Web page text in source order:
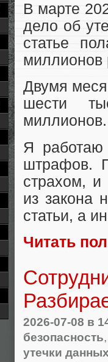
В марте
дело об
статье
миллионов
Двумя
шести
Я работаю
штрафов.
страхом, и
из закона
статьи, а
Читать
2026-07-08 в
безопасность
утечки